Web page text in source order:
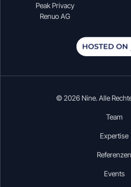
Peak Privacy
Renuo AG
© 2026 Nine. Alle
Team
Expertise
Referenzen
Events